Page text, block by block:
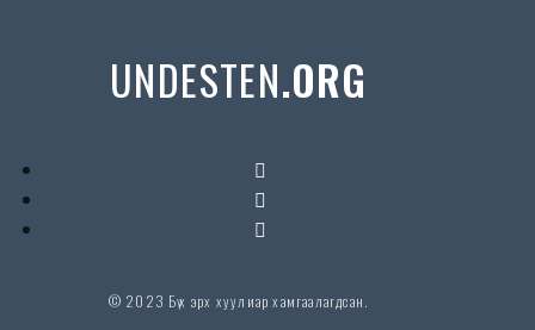
UNDESTEN.ORG
© 2023 Бүх эрх хуулиар хамгаалагдсан.